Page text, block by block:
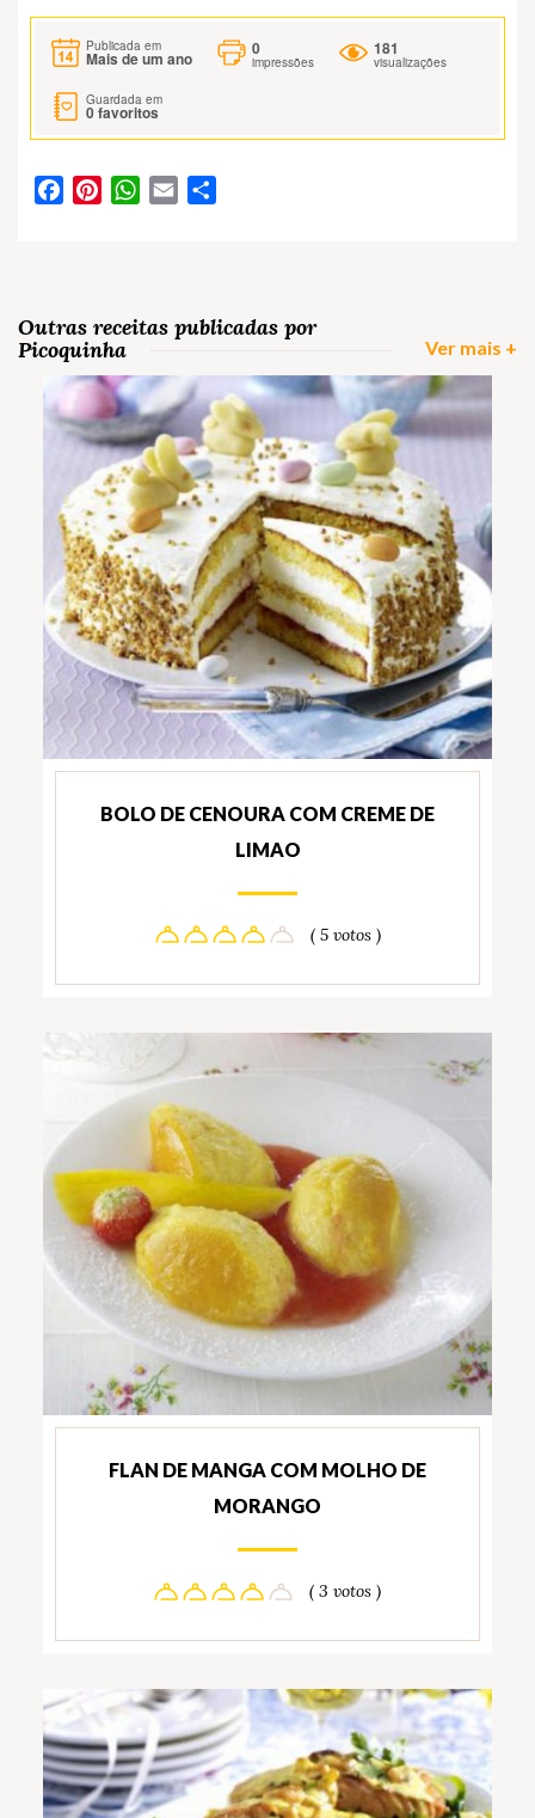
Publicada em
Mais de um ano
0
impressões
181
visualizações
Guardada em
0favoritos
FacebookPinterestWhatsApp
Email
Outras receitas publicadas por
Picoquinha
Ver mais +
BOLO DE CENOURA COM CREME DE
LIMAO
( 5 votos )
FLAN DE MANGA COM MOLHO DE
MORANGO
( 3 votos )